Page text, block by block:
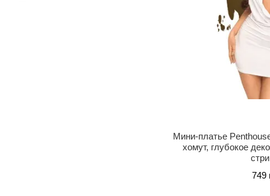
Мини-платье
хомут, глубокое
749